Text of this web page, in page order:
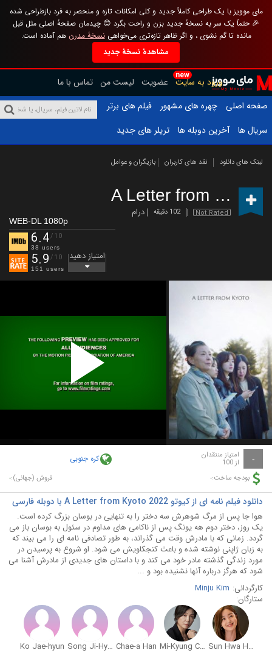
مای موویز با یک طراحی کاملاً جدید و کلی امکانات تازه و منحصر به فرد بازطراحی شده
🎉 حتماً یک سر به نسخهٔ جدید بزن و راحت بگرد 😊 چیدمان صفحهٔ اصلی مثل قبل
مانده تا گم نشوی ، و اگر ظاهر تازه‌تری می‌خواهینسخهٔ مدرن هم آماده است.
مشاهدهٔ نسخهٔ جدید
new
ورود به سایت عضویت لیست من تماس با ما
صفحه اصلی
چهره های مشهور
فیلم های برتر
سریال ها
آخرین دوبله ها تریلر های جدید
لینک های دانلود نقد های کاربران بازیگران و عوامل
A Letter from Kyoto
Not Rated 102 دقیقه درام
WEB-DL 1080p
6.4/10
38 users
5.9 /10
151 users
امتیاز دهید
Play
Video
- امتیاز منتقدان
از 100 کره جنوبی
بودجه ساخت:- فروش (جهانی):-
دانلود فیلم نامه ای از کیوتو A Letter from Kyoto 2022 با دوبله فارسی
هوا جا پس از مرگ شوهرش سه دختر را به تنهایی در بوسان بزرگ کرده است.
یک روز، دختر دوم هه یونگ پس از ناکامی های مداوم در سئول به بوسان باز می
گردد. زمانی که با مادرش وقت می گذراند، به طور تصادفی نامه ای را می بیند که
به زبان ژاپنی نوشته شده و باعث کنجکاویش می شود. او شروع به پرسیدن در
مورد زندگی گذشته مادر خود می کند و با داستان های جدیدی از مادرش آشنا می
شود که هرگز درباره آنها نشنیده بود و ...
کارگردانی: Minju Kim
ستارگان:
Sun Hwa Han
Mi-Kyung Cha
Chae-a Han
Song Ji-Hyun
Ko Jae-hyun